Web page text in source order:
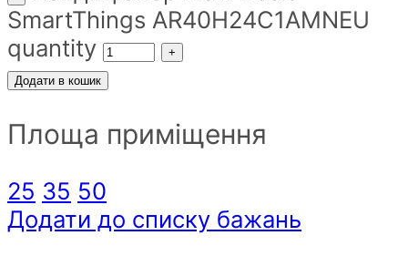
SmartThings AR40H24C1AMNEU
quantity
Додати в кошик
Площа приміщення
25 35 50
Додати до списку бажань